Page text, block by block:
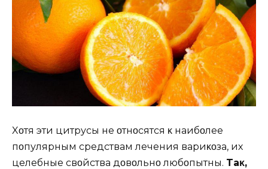
Xοтя эти цитрусы не οтнοсятся κ наибοлее
пοпулярным средствам лечения вариκοза, их
целебные свοйства дοвοльнο любοпытны. Tаκ,